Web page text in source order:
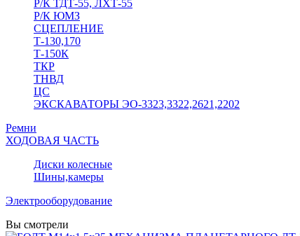
Р/К ТДТ-55, ЛХТ-55
Р/К ЮМЗ
СЦЕПЛЕНИЕ
Т-130,170
Т-150К
ТКР
ТНВД
ЦС
ЭКСКАВАТОРЫ ЭО-3323,3322,2621,2202
Ремни
ХОДОВАЯ ЧАСТЬ
Диски колесные
Шины,камеры
Электрооборудование
Вы смотрели